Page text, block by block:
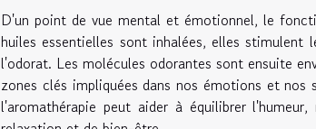
D'un point de vue mental et émotionnel, le
huiles essentielles sont inhalées, elles
l'odorat. Les molécules odorantes sont ensuite
zones clés impliquées dans nos émotions et
l'aromathérapie peut aider à équilibrer